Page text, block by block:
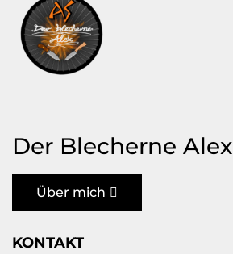
Der Blecherne Alex
Über mich
KONTAKT